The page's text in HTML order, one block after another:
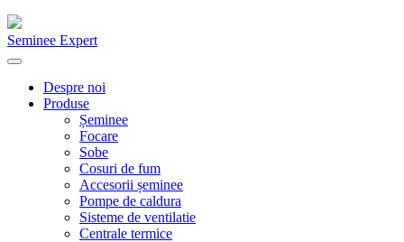
Seminee Expert
Despre noi
Produse
Șeminee
Focare
Sobe
Cosuri de fum
Accesorii șeminee
Pompe de caldura
Sisteme de ventilatie
Centrale termice